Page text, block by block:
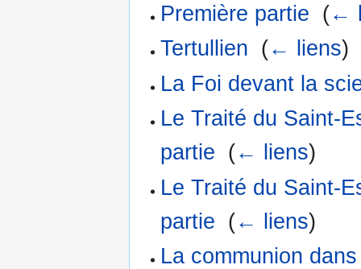
Première partie (←
Tertullien (← liens)
La Foi devant la
Le Traité du Saint-
partie (← liens)
Le Traité du Saint-
partie (← liens)
La communion